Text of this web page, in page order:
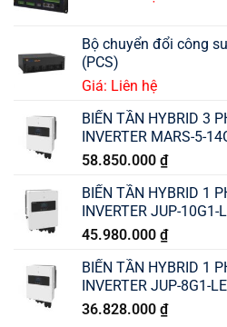
Bộ chuyển đổi công
(PCS)
Giá: Liên hệ
BIẾN TẦN HYBRID 3
INVERTER MARS-5-
58.850.000 ₫
BIẾN TẦN HYBRID 1
INVERTER JUP-10G1-
45.980.000 ₫
BIẾN TẦN HYBRID 1
INVERTER JUP-8G1-LE
36.828.000 ₫